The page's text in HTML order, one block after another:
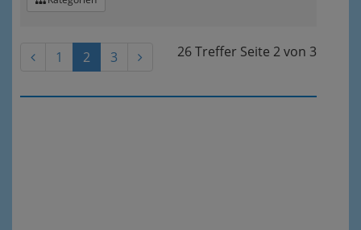
26 Treffer Seite 2von 3
1 2 3